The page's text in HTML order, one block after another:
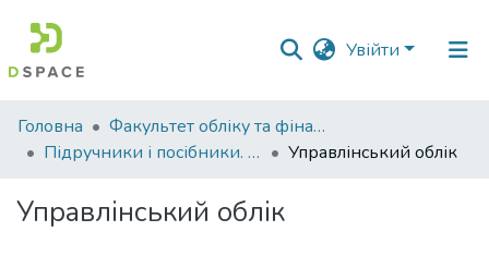
Увійти
Фонди
та
Пошук за критеріями
Головна
Факультет обліку та фінансів
Підручники і посібники. Факультет обліку та фінансів
Управлінський облік
Управлінський облік